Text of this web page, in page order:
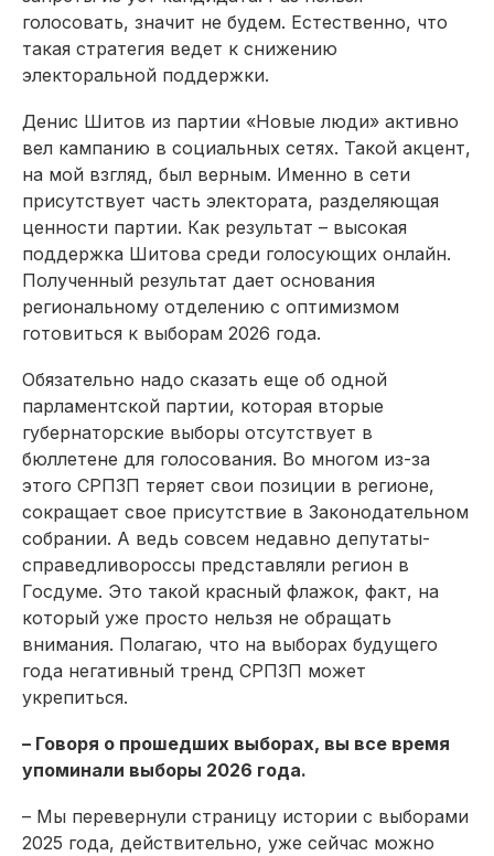
голосовать, значит не будем. Естественно, что
такая стратегия ведет к снижению
электоральной поддержки.
Денис Шитов из партии «Новые люди» активно
вел кампанию в социальных сетях. Такой акцент,
на мой взгляд, был верным. Именно в сети
присутствует часть электората, разделяющая
ценности партии. Как результат – высокая
поддержка Шитова среди голосующих онлайн.
Полученный результат дает основания
региональному отделению с оптимизмом
готовиться к выборам 2026 года.
Обязательно надо сказать еще об одной
парламентской партии, которая вторые
губернаторские выборы отсутствует в
бюллетене для голосования. Во многом из-за
этого СРПЗП теряет свои позиции в регионе,
сокращает свое присутствие в Законодательном
собрании. А ведь совсем недавно депутаты-
справедливороссы представляли регион в
Госдуме. Это такой красный флажок, факт, на
который уже просто нельзя не обращать
внимания. Полагаю, что на выборах будущего
года негативный тренд СРПЗП может
укрепиться.
– Говоря о прошедших выборах, вы все время
упоминали выборы 2026 года.
– Мы перевернули страницу истории с выборами
2025 года, действительно, уже сейчас можно